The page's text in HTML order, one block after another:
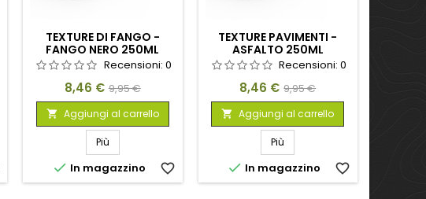
TEXTURE DI FANGO -
FANGO NERO 250ML
Recensioni: 0
Prezzo
8,46 € Prezzo
base
9,95 €
 Aggiungi al carrello
Più
 In magazzino favorite_border
TEXTURE PAVIMENTI -
ASFALTO 250ML
Recensioni:0
Prezzo
8,46 € Prezzo
base
9,95 €
 Aggiungi al carrello
Più
 In magazzino favorite_border